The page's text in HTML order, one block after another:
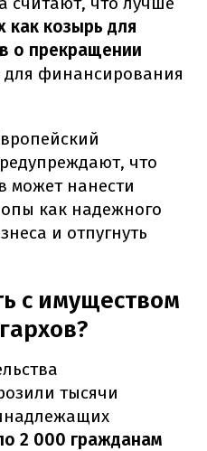
как козырь для
о прекращении
для финансирования
что
может нанести
как надежного
и отпугнуть
с имуществом
тысячи
2 000 гражданам